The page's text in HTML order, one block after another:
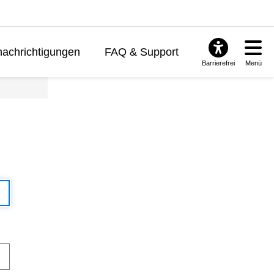
FAQ & Support
Barrierefrei Menü